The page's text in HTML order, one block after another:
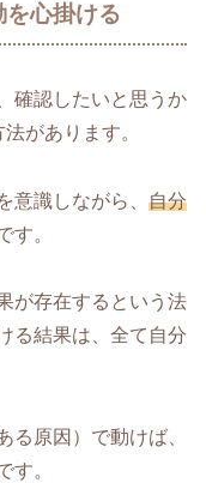
を心掛ける
確認したいと思うか
があります。
意識しながら、 自分
す。
が存在するという法
る結果は、全て自分
る原因）で動けば、
す。